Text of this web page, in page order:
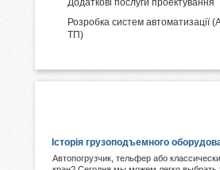
Додаткові послуги проектування
Розробка систем автоматизації
ТП)
Історія грузоподъемного
Автопогрузчик, тельфер або